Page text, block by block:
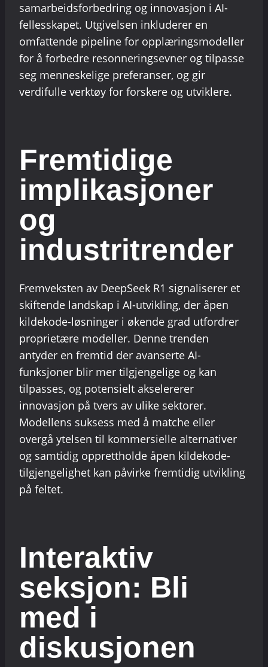
samarbeidsforbedring og innovasjon i AI-
fellesskapet. Utgivelsen inkluderer en
omfattende pipeline for opplæringsmodeller
for å forbedre resonneringsevner og tilpasse
seg menneskelige preferanser, og gir
verdifulle verktøy for forskere og utviklere.
Fremtidige
implikasjoner
og
industritrender
Fremveksten av DeepSeek R1 signaliserer et
skiftende landskap i AI-utvikling, der åpen
kildekode-løsninger i økende grad utfordrer
proprietære modeller. Denne trenden
antyder en fremtid der avanserte AI-
funksjoner blir mer tilgjengelige og kan
tilpasses, og potensielt akselererer
innovasjon på tvers av ulike sektorer.
Modellens suksess med å matche eller
overgå ytelsen til kommersielle alternativer
og samtidig opprettholde åpen kildekode-
tilgjengelighet kan påvirke fremtidig utvikling
på feltet.
Interaktiv
seksjon: Bli
med i
diskusjonen